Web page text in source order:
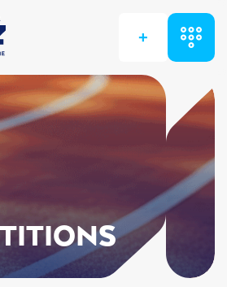
+